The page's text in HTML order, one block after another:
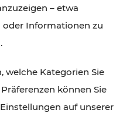
– etwa
Informationen zu
welche Kategorien Sie
können Sie
auf unserer